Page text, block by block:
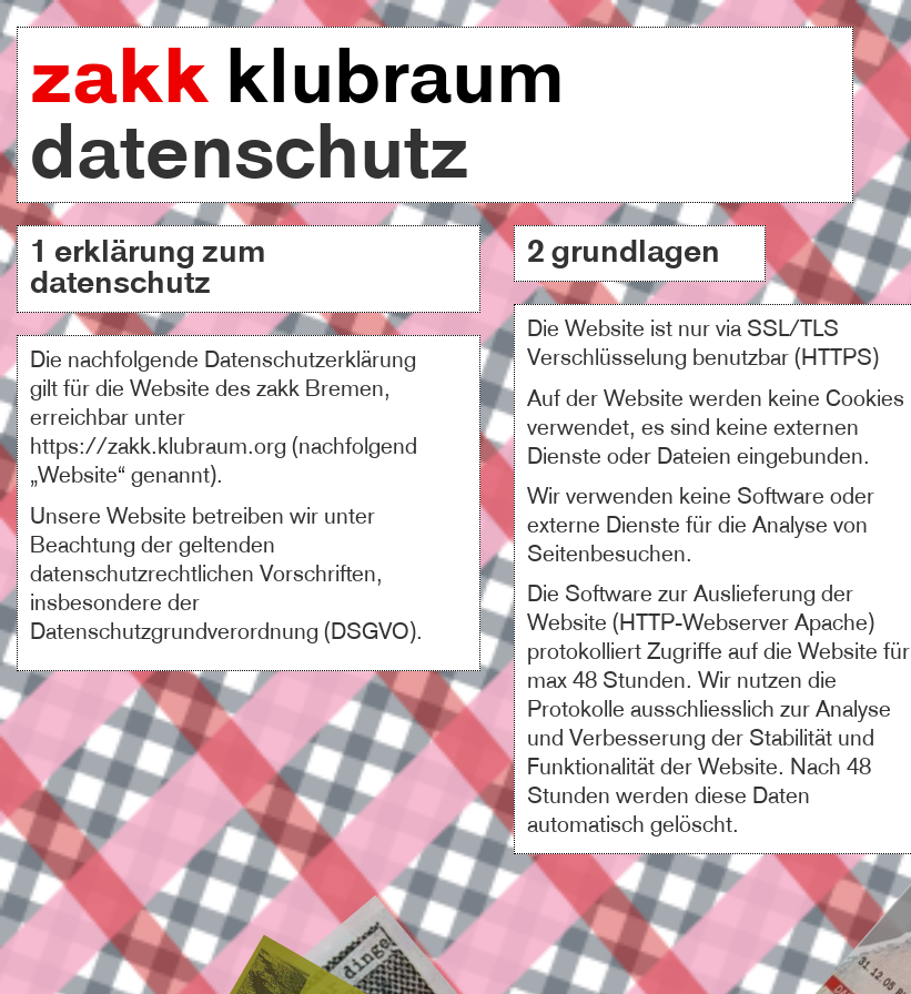
zakk klubraum
datenschutz
1 erklärung zum
datenschutz
Die nachfolgende Datenschutzerklärung
gilt für die Website des zakk Bremen,
erreichbar unter
https://zakk.klubraum.org (nachfolgend
„Website“ genannt).
Unsere Website betreiben wir unter
Beachtung der geltenden
datenschutzrechtlichen Vorschriften,
insbesondere der
Datenschutzgrundverordnung (DSGVO).
2 grundlagen
Die Website ist nur via SSL/TLS
Verschlüsselung benutzbar (HTTPS)
Auf der Website werden keine Cookies
verwendet, es sind keine externen
Dienste oder Dateien eingebunden.
Wir verwenden keine Software oder
externe Dienste für die Analyse von
Seitenbesuchen.
Die Software zur Auslieferung der
Website (HTTP-Webserver Apache)
protokolliert Zugriffe auf die Website für
max 48 Stunden. Wir nutzen die
Protokolle ausschliesslich zur Analyse
und Verbesserung der Stabilität und
Funktionalität der Website. Nach 48
Stunden werden diese Daten
automatisch gelöscht.